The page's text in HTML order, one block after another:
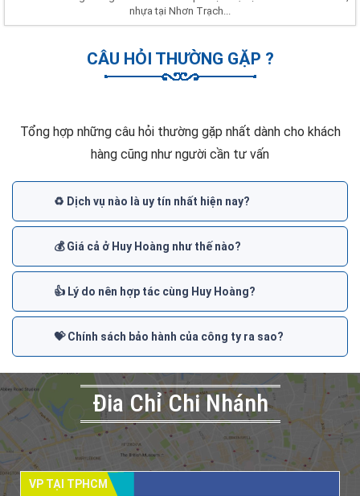
nhựa tại Nhơn Trạch...
CÂU HỎI THƯỜNG GẶP ?
Tổng hợp những câu hỏi thường gặp nhất dành cho khách
hàng cũng như người cần tư vấn
♻️ Dịch vụ nào là uy tín nhất hiện nay?
💰 Giá cả ở Huy Hoàng như thế nào?
👍 Lý do nên hợp tác cùng Huy Hoàng?
💝 Chính sách bảo hành của công ty ra sao?
Đia Chỉ Chi Nhánh
VP TẠI TPHCM